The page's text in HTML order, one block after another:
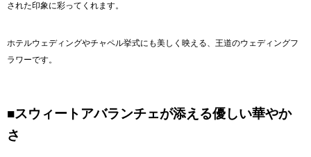
された印象に彩ってくれます。
ホテルウェディングやチャペル挙式にも美しく映える、王道のウェディングフ
ラワーです。
■スウィートアバランチェが添える優しい華やか
さ